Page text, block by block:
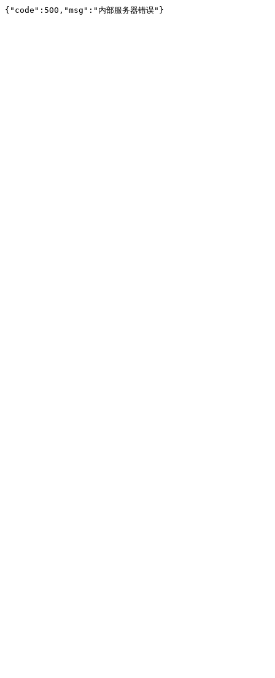
{"code":500,"msg":"内部服务器错误"}